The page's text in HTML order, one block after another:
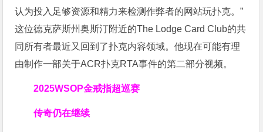
认为投入足够资源和精力来检测作弊者的网站玩扑克。”
这位德克萨斯州奥斯汀附近的The Lodge Card Club的共
同所有者最近又回到了扑克内容领域。他现在可能有理
由制作一部关于ACR扑克RTA事件的第二部分视频。
2025WSOP金戒指超巡赛
传奇仍在继续